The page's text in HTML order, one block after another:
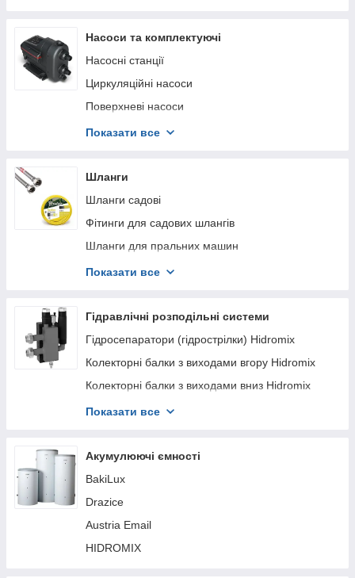
Циркуляційні насоси
Каналізаційні установки
Автоматика та комплектуючі для насосів
Насоси та комплектуючі
Насосні станції
Циркуляційні насоси
Поверхневі насоси
Свердловинні насоси
Дренажно-фекальні насоси
Занурювальні дренажні насоси
Вібраційні насоси
Термостати для насосів та систем опалення
Автоматика для насоса
Показати все
Шланги
Шланги садові
Фітинги для садових шлангів
Шланги для пральних машин
Шланги газові
Шланги водяні
Шланги для змішувачів
Шланги антивібраційні
Показати все
Гідравлічні розподільні системи
Гідросепаратори (гідрострілки) Hidromix
Колекторні балки з виходами вгору Hidromix
Колекторні балки з виходами вниз Hidromix
Двосторонні колекторні балки Hidromix
вниз
Гідросепаратор з двостороннім колектором
Показати все
Акумулюючі ємності
BakiLux
Drazice
Austria Email
HIDROMIX